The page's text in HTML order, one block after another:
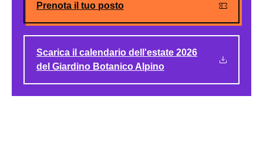
Prenota il tuo posto
Scarica il calendario dell'estate 2026
del Giardino Botanico Alpino